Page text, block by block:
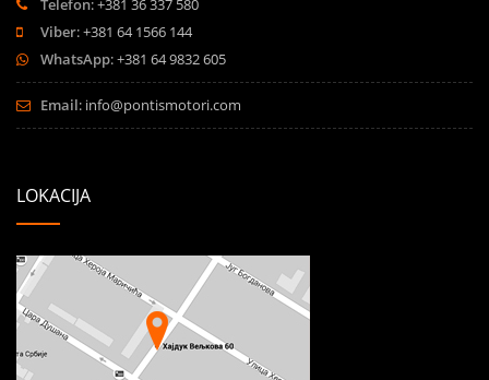
Telefon: +381 36 337 580
Viber: +381 64 1566 144
WhatsApp: +381 64 9832 605
Email: info@pontismotori.com
LOKACIJA